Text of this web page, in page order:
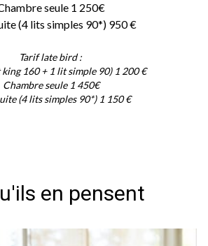
seule 1 250€
(4 lits simples 90*) 950 €
Tarif late bird :
160 + 1 lit simple 90) 1 200 €
Chambre seule 1 450€
(4 lits simples 90*) 1 150 €
en pensent